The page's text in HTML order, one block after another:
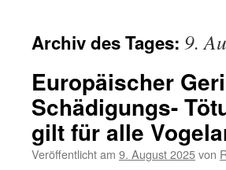
Archiv des Tages: 9.
Europäischer
Schädigungs-
gilt für alle
Veröffentlicht am 9. August 2025von